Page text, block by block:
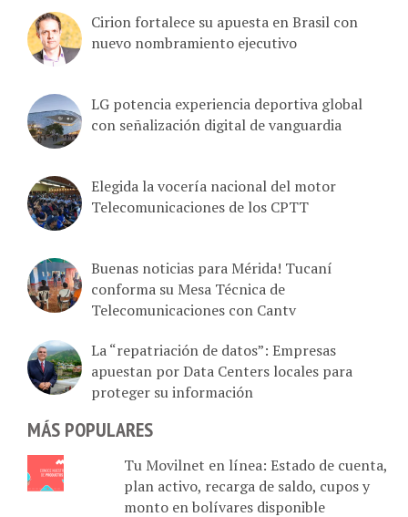
Cirion fortalece su apuesta en Brasil con
nuevo nombramiento ejecutivo
LG potencia experiencia deportiva global
con señalización digital de vanguardia
Elegida la vocería nacional del motor
Telecomunicaciones de los CPTT
Buenas noticias para Mérida! Tucaní
conforma su Mesa Técnica de
Telecomunicaciones con Cantv
La “repatriación de datos”: Empresas
apuestan por Data Centers locales para
proteger su información
MÁS POPULARES
Tu Movilnet en línea: Estado de cuenta,
plan activo, recarga de saldo, cupos y
monto en bolívares disponible